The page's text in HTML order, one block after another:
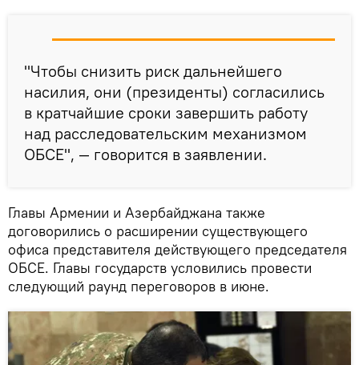
"Чтобы снизить риск дальнейшего
насилия, они (президенты) согласились
в кратчайшие сроки завершить работу
над расследовательским механизмом
ОБСЕ", — говорится в заявлении.
Главы Армении и Азербайджана также
договорились о расширении существующего
офиса представителя действующего председателя
ОБСЕ. Главы государств условились провести
следующий раунд переговоров в июне.